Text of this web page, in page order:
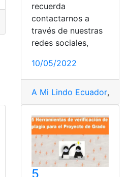
adopción ecuador, ARMADA DEL
recuerda
contactarnos a
través de nuestras
redes sociales,
10/05/2022
A Mi Lindo Ecuador,
5